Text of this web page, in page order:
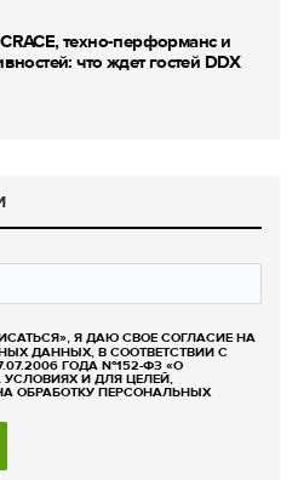
техно-перформанс и
что ждет гостей DDX
Я ДАЮ СВОЕ СОГЛАСИЕ НА
ДАННЫХ, В СООТВЕТСТВИИ С
ГОДА №152-ФЗ «О
И ДЛЯ ЦЕЛЕЙ,
ОБРАБОТКУ ПЕРСОНАЛЬНЫХ